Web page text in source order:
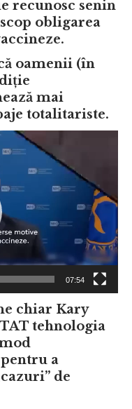
recunosc senin
obligarea
oamenii (în
mai
totalitariste.
07:54
chiar Kary
tehnologia
a
de